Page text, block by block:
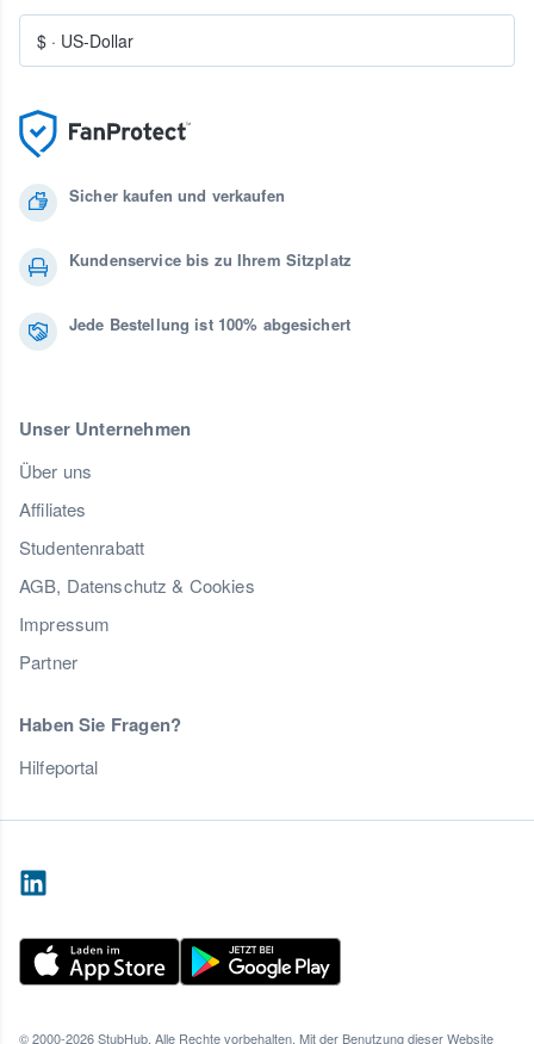
Sicher kaufen und verkaufen
Kundenservice bis zu Ihrem Sitzplatz
Jede Bestellung ist 100% abgesichert
Unser Unternehmen
Über uns
Affiliates
Studentenrabatt
AGB, Datenschutz & Cookies
Impressum
Partner
Haben Sie Fragen?
Hilfeportal
$ · US-Dollar
© 2000-2026 StubHub. Alle Rechte vorbehalten. Mit der Benutzung dieser Website